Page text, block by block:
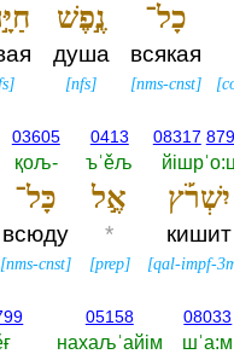
[
כָל־
всякая
[nms-cnst]
נֶ֣פֶשׁ
душа
[nfs]
]
08317
йiшрˈо:ц
יִשְׁרֹ֡ץ
кишит
[qal-impf-
0413
ъˈěљ
אֶ֣ל
*
[prep]
03605
қољ-‎
כָּל־
всюду
[nms-cnst]
08033
шˈа:м
05158
нахаљˈайiм